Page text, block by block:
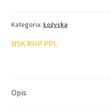
Kategoria: Łożyska
NSK RHP PPL
Opis